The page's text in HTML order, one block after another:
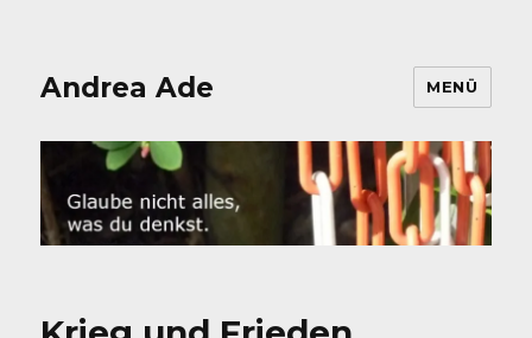
Andrea Ade MENÜ